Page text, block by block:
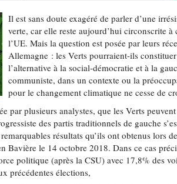
Il est sans doute exagéré de parler d’une
verte, car elle reste aujourd’hui circonscrite à
l’UE. Mais la question est posée par leurs
Allemagne : les Verts pourraient-ils
l’alternative à la social-démocratie et à la
communiste, dans un contexte ou la
pour le changement climatique ne cesse de
par plusieurs analystes, que les Verts
des partis traditionnels de gauche
résultats qu’ils ont obtenus lors
Bavière le 14 octobre 2018. Dans ce cas
politique (après la CSU) avec 17,8% des
précédentes élections,